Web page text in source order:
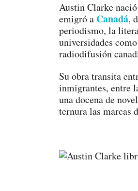
Austin Clarke
emigró a Canadá,
periodismo, la
universidades
radiodifusión
Su obra transita
inmigrantes, entre
una docena de
ternura las marcas